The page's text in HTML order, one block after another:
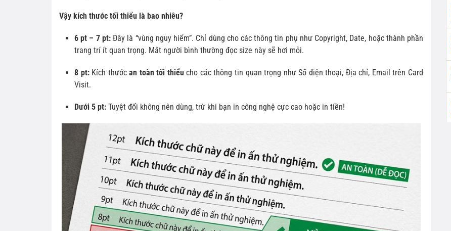
Vậy kích thước tối thiểu là bao nhiêu?
6 pt – 7 pt:Đây là “vùng nguy hiểm”. Chỉ dùng cho các thông tin phụ như Copyright, Date, hoặc thành phần
trang trí ít quan trọng. Mắt người bình thường đọc size này sẽ hơi mỏi.
8 pt:Kích thướcan toàn tối thiểu cho các thông tin quan trọng như Số điện thoại, Địa chỉ, Email trên Card
Visit.
Dưới 5 pt: Tuyệt đối không nên dùng, trừ khi bạn in công nghệ cực cao hoặc in tiền!